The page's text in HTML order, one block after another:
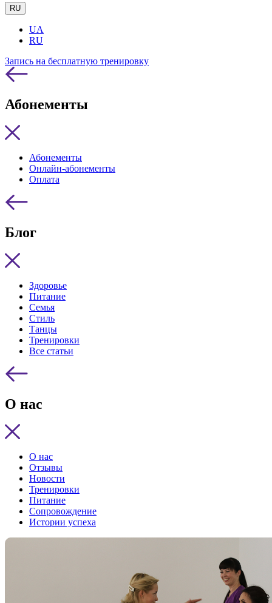
RU
UA
RU
Запись на бесплатную тренировку
Абонементы
Абонементы
Онлайн-абонементы
Оплата
Блог
Здоровье
Питание
Семья
Стиль
Танцы
Тренировки
Все статьи
О нас
О нас
Отзывы
Новости
Тренировки
Питание
Сопровождение
Истории успеха